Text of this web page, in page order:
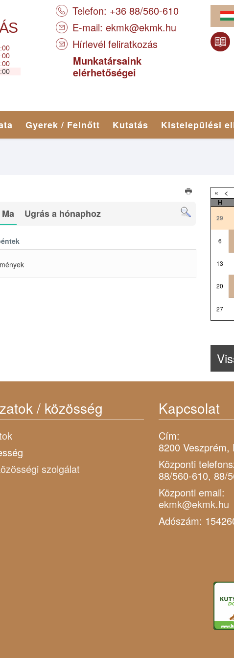
Telefon: +36 88/560-610
E-mail: ekmk@ekmk.hu
Hírlevél feliratkozás
Munkatársaink
elérhetőségei
Gyerek / Felnőtt Kutatás Kistelepülési
Ma Ugrás a hónaphoz
« <
H
29
6
13
20
27
/ közösség
szolgálat
Kapcsolat
Cím:
8200 Veszprém,
Központi
88/560-610, 88/
Központi email:
ekmk@ekmk.hu
Adószám: